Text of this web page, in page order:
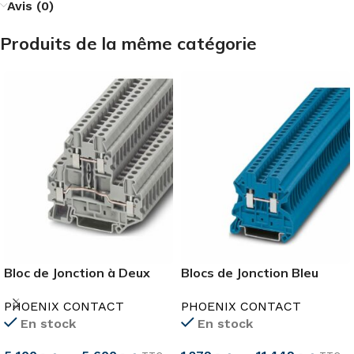
Avis (0)
Produits de la même catégorie
Bloc de Jonction à Deux
PHOENIX CONTACT
En stock
Blocs de Jonction Bleu
PHOENIX CONTACT
En stock